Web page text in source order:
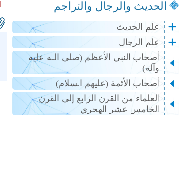
الحديث والرجال والتراجم
علم الحديث
علم الرجال
أصحاب النبي الأعظم (صلى الله عليه
وآله)
أصحاب الأئمة (عليهم السلام)
العلماء من القرن الرابع إلى القرن
الخامس عشر الهجري